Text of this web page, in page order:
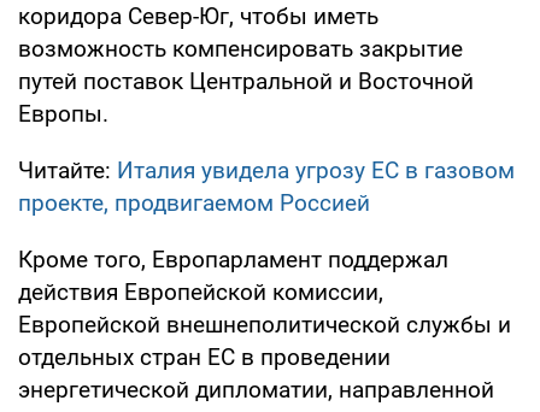
коридора Север-Юг, чтобы иметь
возможность компенсировать закрытие
путей поставок Центральной и Восточной
Европы.
Читайте: Италия увидела угрозу ЕС в газовом
проекте, продвигаемом Россией
Кроме того, Европарламент поддержал
действия Европейской комиссии,
Европейской внешнеполитической службы и
отдельных стран ЕС в проведении
энергетической дипломатии, направленной